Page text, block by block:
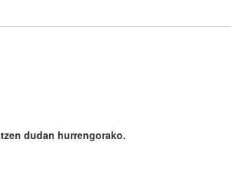
dudan hurrengorako.